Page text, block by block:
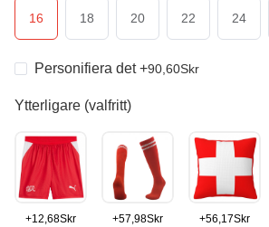
16 18 20 22 24
Personifiera det+90,60Skr
Ytterligare (valfritt)
+12,68Skr +57,98Skr +56,17Skr